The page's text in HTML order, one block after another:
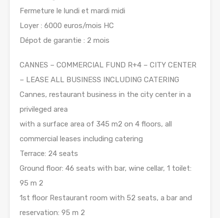
Fermeture le lundi et mardi midi
Loyer : 6000 euros/mois HC
Dépot de garantie : 2 mois
CANNES – COMMERCIAL FUND R+4 – CITY CENTER
– LEASE ALL BUSINESS INCLUDING CATERING
Cannes, restaurant business in the city center in a
privileged area
with a surface area of 345 m2 on 4 floors, all
commercial leases including catering
Terrace: 24 seats
Ground floor: 46 seats with bar, wine cellar, 1 toilet:
95 m 2
1st floor Restaurant room with 52 seats, a bar and
reservation: 95 m 2